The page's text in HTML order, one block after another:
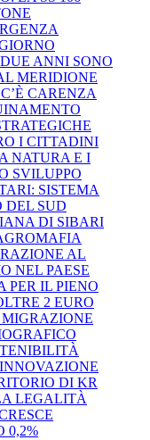
ANNI SONO
MERIDIONE
CARENZA
I CITTADINI
NATURA E I
SVILUPPO
SISTEMA
DEL SUD
DI SIBARI
AL
NEL PAESE
PER IL PIENO
2 EURO
DI KR
LEGALITÀ
0,2%